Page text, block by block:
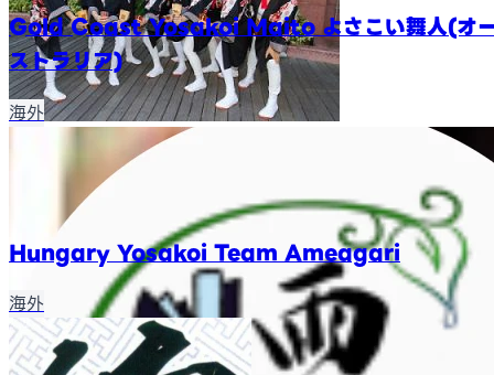
Gold Coast Yosakoi Maito よさこい舞人(オ
ストラリア)
海外
Hungary Yosakoi Team Ameagari
海外